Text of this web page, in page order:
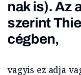
nak is). Az
szerint
cégben,
vagyis ez adja